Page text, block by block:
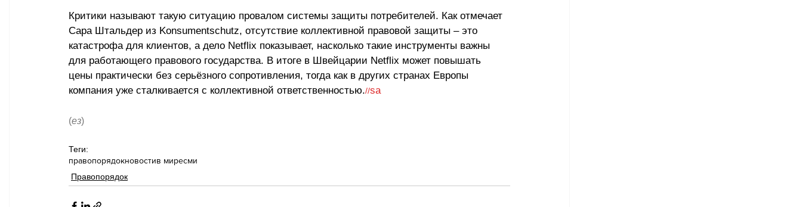
Критики называют такую ситуацию провалом системы защиты потребителей. Как отмечает
Сара Штальдер из Konsumentschutz, отсутствие коллективной правовой защиты – это
катастрофа для клиентов, а дело Netflix показывает, насколько такие инструменты важны
для работающего правового государства. В итоге в Швейцарии Netflix может повышать
цены практически без серьёзного сопротивления, тогда как в других странах Европы
компания уже сталкивается с коллективной ответственностью.//sa
(ез)
Теги:
правопорядокновостив миресми
Правопорядок